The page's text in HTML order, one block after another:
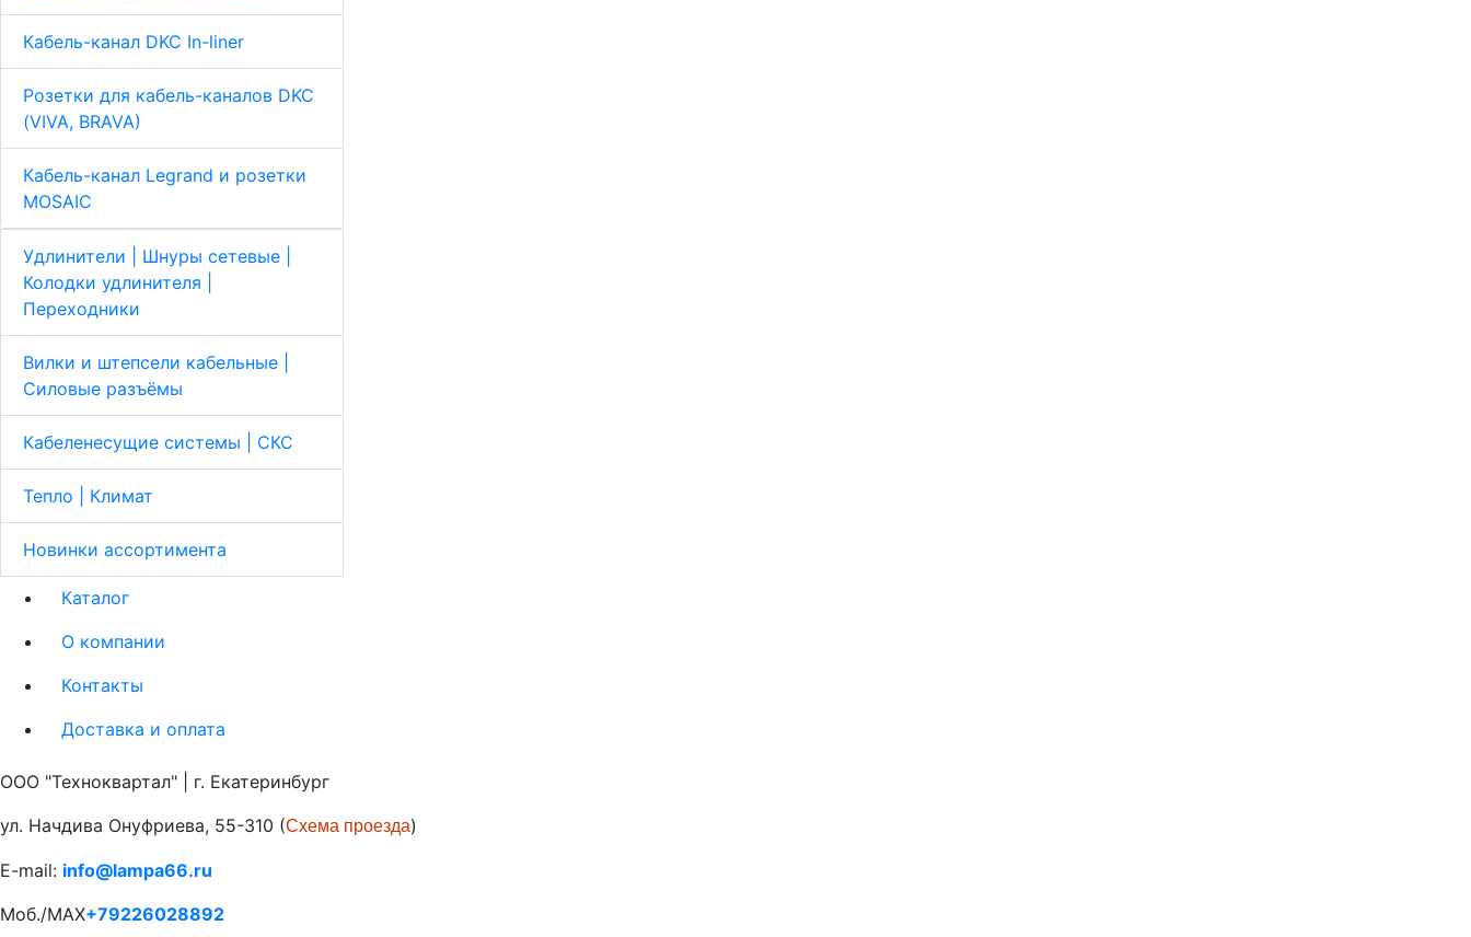
Кабель-канал DKC In-liner
Розетки для кабель-каналов DKC
(VIVA, BRAVA)
Кабель-канал Legrand и розетки
MOSAIC
Удлинители | Шнуры сетевые |
Колодки удлинителя |
Переходники
Вилки и штепсели кабельные |
Cиловые разъёмы
Кабеленесущие системы | СКС
Тепло | Климат
Новинки ассортимента
Каталог
О компании
Контакты
Доставка и оплата
ООО "Техноквартал" | г. Екатеринбург
ул. Начдива Онуфриева, 55-310 (Схема проезда)
E-mail: info@lampa66.ru
Моб./MAX+79226028892